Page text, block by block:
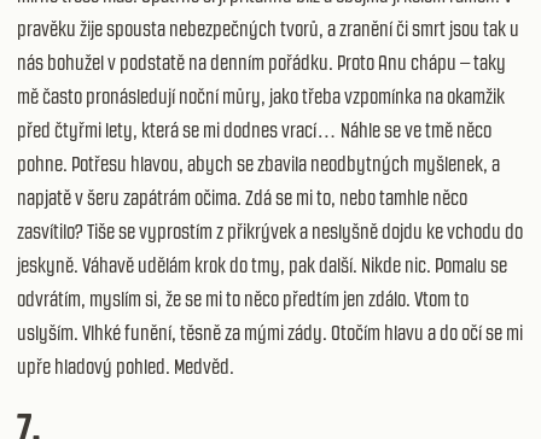
pravěku žije spousta nebezpečných tvorů, a zranění či smrt jsou tak u
nás bohužel v podstatě na denním pořádku. Proto Anu chápu – taky
mě často pronásledují noční můry, jako třeba vzpomínka na okamžik
před čtyřmi lety, která se mi dodnes vrací… Náhle se ve tmě něco
pohne. Potřesu hlavou, abych se zbavila neodbytných myšlenek, a
napjatě v šeru zapátrám očima. Zdá se mi to, nebo tamhle něco
zasvítilo? Tiše se vyprostím z přikrývek a neslyšně dojdu ke vchodu do
jeskyně. Váhavě udělám krok do tmy, pak další. Nikde nic. Pomalu se
odvrátím, myslím si, že se mi to něco předtím jen zdálo. Vtom to
uslyším. Vlhké funění, těsně za mými zády. Otočím hlavu a do očí se mi
upře hladový pohled. Medvěd.
7.